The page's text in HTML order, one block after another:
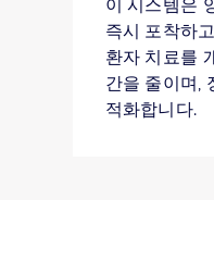
이 시스템은
즉시 포착하
환자 치료를
간을 줄이며,
적화합니다.